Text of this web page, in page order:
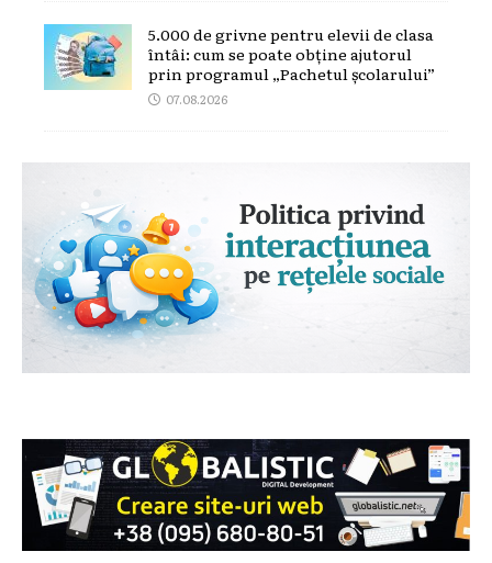
5.000 de grivne pentru elevii de clasa
întâi: cum se poate obține ajutorul
prin programul „Pachetul școlarului”
07.08.2026